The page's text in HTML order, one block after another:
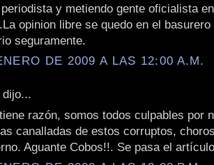
y metiendo gente oficialista
opinion libre se quedo en el basurero
seguramente.
DE 2009 A LAS 12:00 A.M.
dijo...
razón, somos todos culpables por
canalladas de estos corruptos,
Aguante Cobos!!. Se pasa el